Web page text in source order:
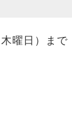
曜日）まで